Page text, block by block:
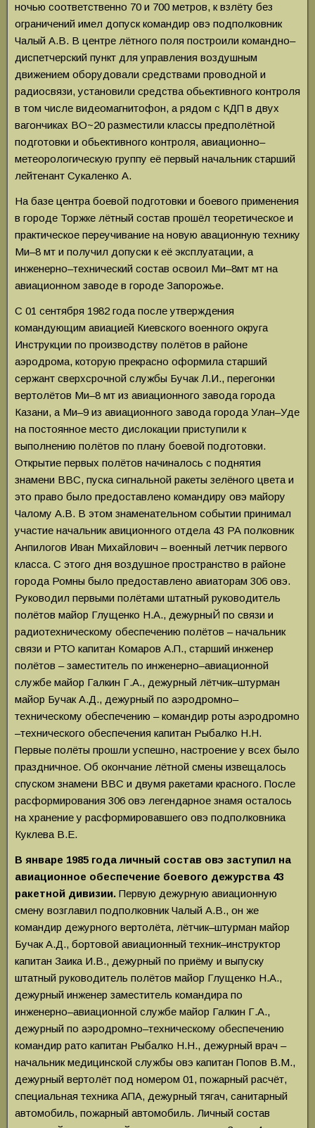
ночью соответственно 70 и 700 метров, к взлёту без
ограничений имел допуск командир овэ подполковник
Чалый А.В. В центре лётного поля построили командно–
диспетчерский пункт для управления воздушным
движением оборудовали средствами проводной и
радиосвязи, установили средства обьективного контроля
в том числе видеомагнитофон, а рядом с КДП в двух
вагончиках ВО~20 разместили классы предполётной
подготовки и обьективного контроля, авиационно–
метеорологическую группу её первый начальник старший
лейтенант Сукаленко А.
На базе центра боевой подготовки и боевого применения
в городе Торжке лётный состав прошёл теоретическое и
практическое переучивание на новую авационную технику
Ми–8 мт и получил допуски к её эксплуатации, а
инженерно–технический состав освоил Ми–8мт мт на
авиационном заводе в городе Запорожье.
С 01 сентября 1982 года после утверждения
командующим авиацией Киевского военного округа
Инструкции по производству полётов в районе
аэродрома, которую прекрасно оформила старший
сержант сверхсрочной службы Бучак Л.И., перегонки
вертолётов Ми–8 мт из авиационного завода города
Казани, а Ми–9 из авиационного завода города Улан–Уде
на постоянное место дислокации приступили к
выполнению полётов по плану боевой подготовки.
Открытие первых полётов начиналось с поднятия
знамени ВВС, пуска сигнальной ракеты зелёного цвета и
это право было предоставлено командиру овэ майору
Чалому А.В. В этом знаменательном событии принимал
участие начальник авиционного отдела 43 РА полковник
Анпилогов Иван Михайлович – военный летчик первого
класса. С этого дня воздушное пространство в районе
города Ромны было предоставлено авиаторам 306 овэ.
Руководил первыми полётами штатный руководитель
полётов майор Глущенко Н.А., дежурныЙ по связи и
радиотехническому обеспечению полётов – начальник
связи и РТО капитан Комаров А.П., старший инженер
полётов – заместитель по инженерно–авиационной
службе майор Галкин Г.А., дежурный лётчик–штурман
майор Бучак А.Д., дежурный по аэродромно–
техническому обеспечению – командир роты аэродромно
–технического обеспечения капитан Рыбалко Н.Н.
Первые полёты прошли успешно, настроение у всех было
праздничное. Об окончание лётной смены извещалось
спуском знамени ВВС и двумя ракетами красного. После
расформирования 306 овэ легендарное знамя осталось
на хранение у расформировавшего овэ подполковника
Куклева В.Е.
В январе 1985 года личный состав овэ заступил на
авиационное обеспечение боевого дежурства 43
ракетной дивизии. Первую дежурную авиационную
смену возглавил подполковник Чалый А.В., он же
командир дежурного вертолёта, лётчик–штурман майор
Бучак А.Д., бортовой авиационный техник–инструктор
капитан Заика И.В., дежурный по приёму и выпуску
штатный руководитель полётов майор Глущенко Н.А.,
дежурный инженер заместитель командира по
инженерно–авиационной службе майор Галкин Г.А.,
дежурный по аэродромно–техническому обеспечению
командир рато капитан Рыбалко Н.Н., дежурный врач –
начальник медицинской службы овэ капитан Попов В.М.,
дежурный вертолёт под номером 01, пожарный расчёт,
специальная техника АПА, дежурный тягач, санитарный
автомобиль, пожарный автомобиль. Личный состав